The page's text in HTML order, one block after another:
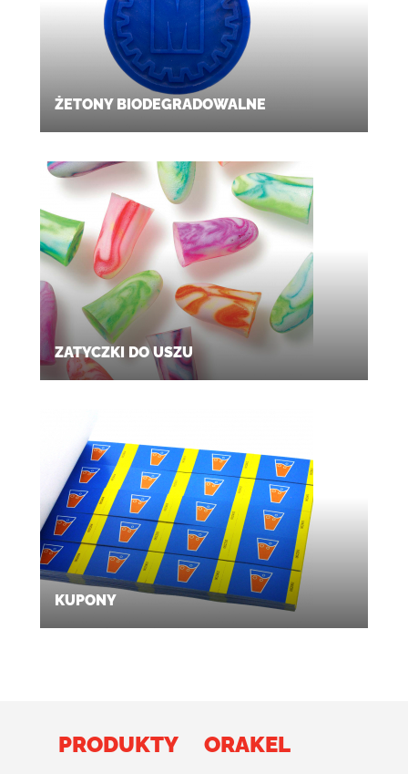
ŻETONY BIODEGRADOWALNE
ZATYCZKI DO USZU
KUPONY
PRODUKTY ORAKEL